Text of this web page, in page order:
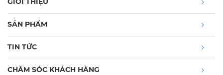
SẢN PHẨM
TIN TỨC
CHĂM SÓC KHÁCH HÀNG